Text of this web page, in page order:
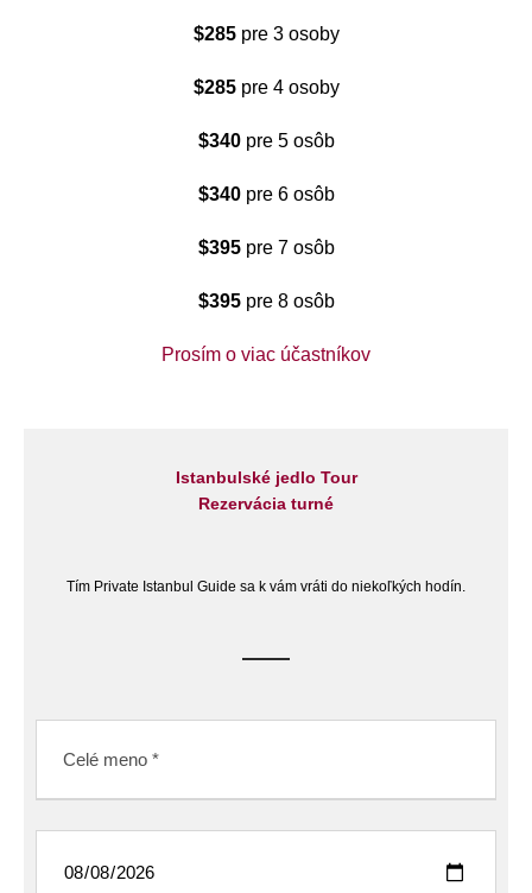
$285pre 3 osoby
$285pre 4 osoby
$340pre 5 osôb
$340pre 6 osôb
$395pre 7 osôb
$395pre 8 osôb
Prosím o viac účastníkov
Istanbulské jedlo Tour
Rezervácia turné
Tím Private Istanbul Guide sa k vám vráti do niekoľkých hodín.